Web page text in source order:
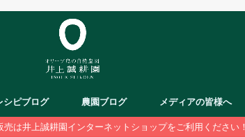
シピブログ 農園ブログ メディアの皆様へ
は井上誠耕園インターネットショップをご利用ください！